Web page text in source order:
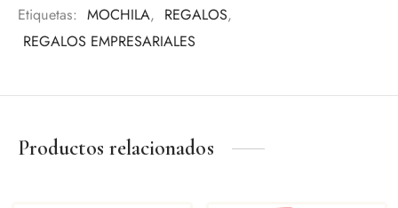
Etiquetas: MOCHILA, REGALOS,
REGALOS EMPRESARIALES
Productos relacionados